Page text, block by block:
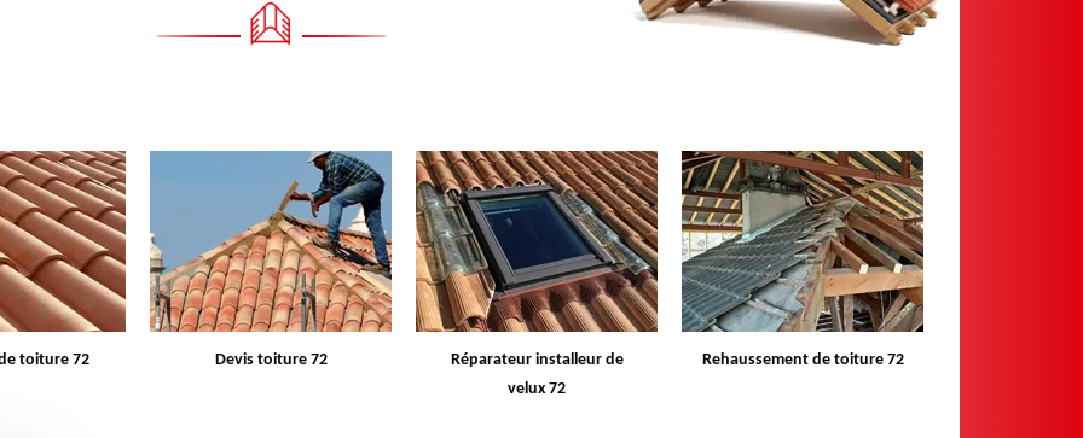
72
Réparateur installeur de
Rehaussement de toiture 72 Devis changement de tuile 72